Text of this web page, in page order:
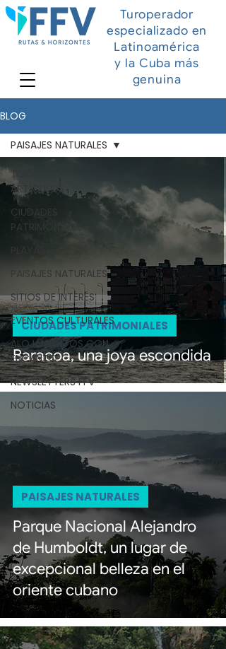
Turoperador
especializado en
Latinoamérica
y la Cuba más
genuina
BLOG
TODOS LOS
ARTÍCULOS
CIUDADES
PATRIMONIALES
PLAYAS
PAISAJES NATURALES
SITIOS DE INTERÉS
EVENTOS CULTURALES
ALOJAMIENTOS CON
ENCANTO
NEWSLETTERS FFV
NOTICIAS
PAISAJES NATURALES
Baracoa, una joya escondida
CIUDADES PATRIMONIALES
Parque Nacional Alejandro
de Humboldt, un lugar de
excepcional belleza en el
oriente cubano
PAISAJES NATURALES